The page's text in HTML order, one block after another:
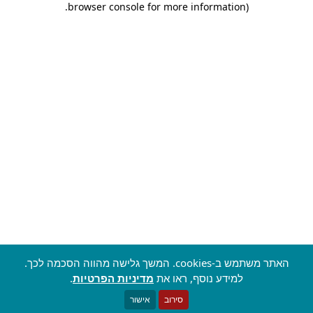
browser console for more information)
.
האתר משתמש ב-cookies. המשך גלישה מהווה הסכמה לכך.
למידע נוסף, ראו את מדיניות הפרטיות.
סירוב אישור